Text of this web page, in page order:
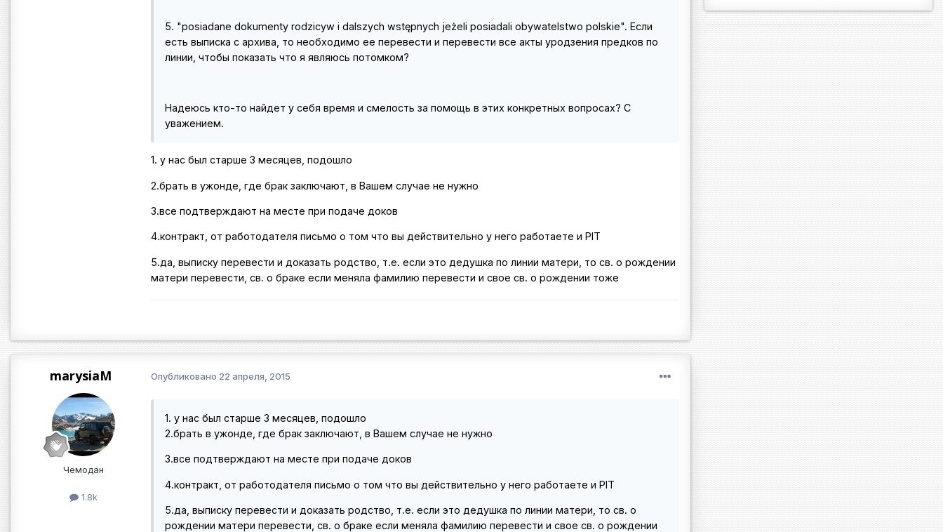
5. "posiadane dokumenty rodzicуw i dalszych wstępnych jeżeli posiadali obywatelstwo polskie". Если
есть выписка с архива, то необходимо ее перевести и перевести все акты уродзения предков по
линии, чтобы показать что я являюсь потомком?
Надеюсь кто-то найдет у себя время и смелость за помощь в этих конкретных вопросах? С
уважением.
1. у нас был старше 3 месяцев, подошло
2.брать в ужонде, где брак заключают, в Вашем случае не нужно
3.все подтверждают на месте при подаче доков
4.контракт, от работодателя письмо о том что вы действительно у него работаете и PIT
5.да, выписку перевести и доказать родство, т.е. если это дедушка по линии матери, то св. о рождении
матери перевести, св. о браке если меняла фамилию перевести и свое св. о рождении тоже
marysiaM
Чемодан
1.8k
Опубликовано 22 апреля, 2015
1. у нас был старше 3 месяцев, подошло
2.брать в ужонде, где брак заключают, в Вашем случае не нужно
3.все подтверждают на месте при подаче доков
4.контракт, от работодателя письмо о том что вы действительно у него работаете и PIT
5.да, выписку перевести и доказать родство, т.е. если это дедушка по линии матери, то св. о
рождении матери перевести, св. о браке если меняла фамилию перевести и свое св. о рождении